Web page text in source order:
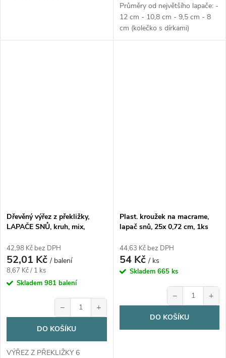
Průměry od největšího lapače: -
12 cm - 10,8 cm - 9,5 cm - 8
cm (kolečko s dírkami)
Dřevěný výřez z překližky,
LAPAČE SNŮ, kruh, mix,
42,98 Kč bez DPH
52,01 Kč/ balení
Měrná
cena:
8,67 Kč / 1 ks
Skladem 981 balení
− +
DO KOŠÍKU
VÝŘEZ Z PŘEKLIŽKY 6
Plast. kroužek na macrame,
lapač snů, 25x 0,72 cm, 1ks
44,63 Kč bez DPH
54 Kč/ ks
Skladem 665 ks
− +
DO KOŠÍKU